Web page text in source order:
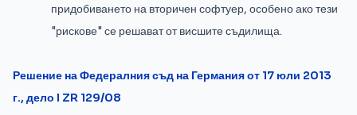
придобиването на вторичен софтуер, особено ако тези
"рискове" се решават от висшите съдилища.
Решение на Федералния съд на Германия от 17 юли 2013
г., дело I ZR 129/08